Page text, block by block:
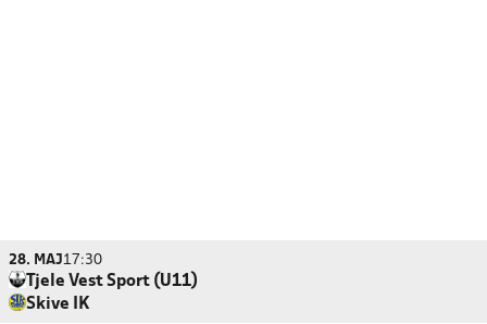
28. MAJ17:30
Tjele Vest Sport (U11)
Skive IK